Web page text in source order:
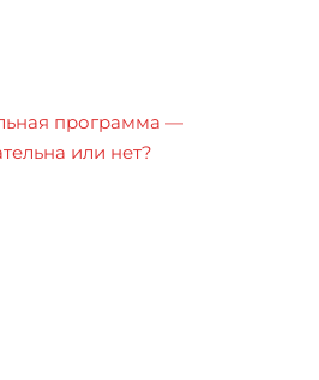
программа —
или нет?